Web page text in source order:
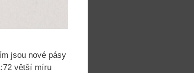
jsou nové pásy
větší míru